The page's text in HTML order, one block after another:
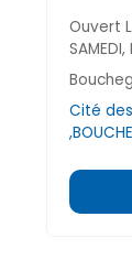
Ouvert
SAMEDI,
Cité